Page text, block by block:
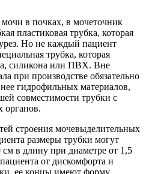
мочи в почках, в мочеточник
пластиковая трубка, которая
Но не каждый пациент
трубка, которая
силикона или ПВХ. Вне
при производстве обязательно
гидрофильных материалов,
совместимости трубки с
органов.
строения мочевыделительных
размеры трубки могут
см в длину при диаметре от 1,5
от дискомфорта и
ее концы имеют форму